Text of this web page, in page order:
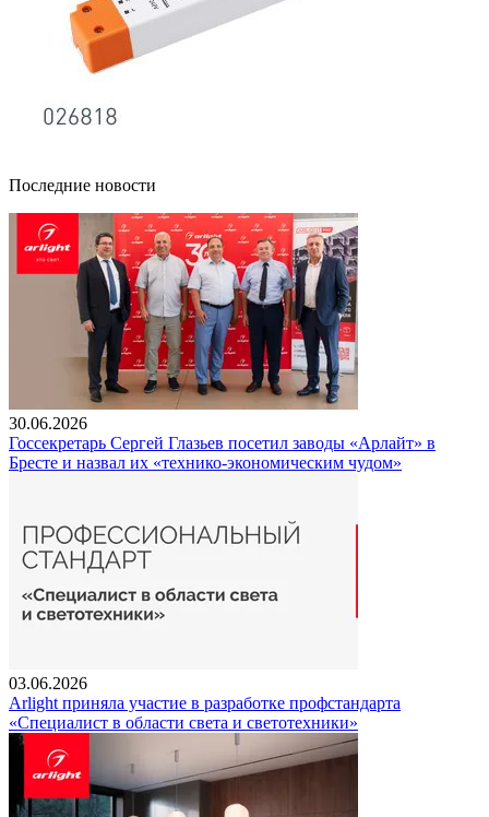
Последние новости
30.06.2026
Госсекретарь Сергей Глазьев посетил заводы «Арлайт» в
Бресте и назвал их «технико-экономическим чудом»
03.06.2026
Arlight приняла участие в разработке профстандарта
«Специалист в области света и светотехники»